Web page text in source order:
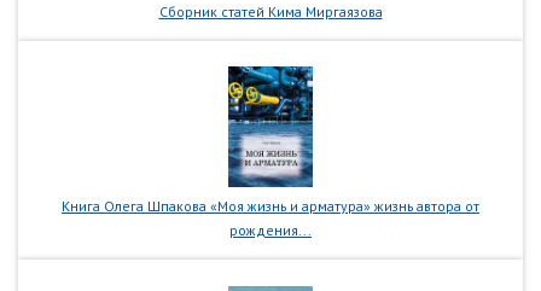
Сборник статей Кима Миргаязова
Книга Олега Шпакова «Моя жизнь и арматура» жизнь автора от
рождения...